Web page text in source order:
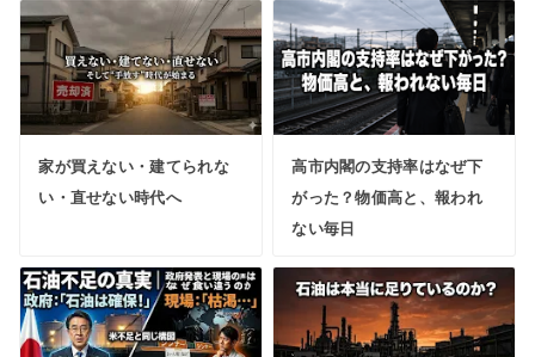
家が買えない・建てられな
い・直せない時代へ
高市内閣の支持率はなぜ下
がった？物価高と、報われ
ない毎日